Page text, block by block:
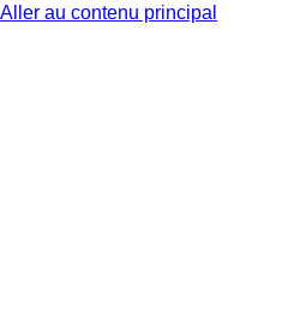
Aller au contenu principal